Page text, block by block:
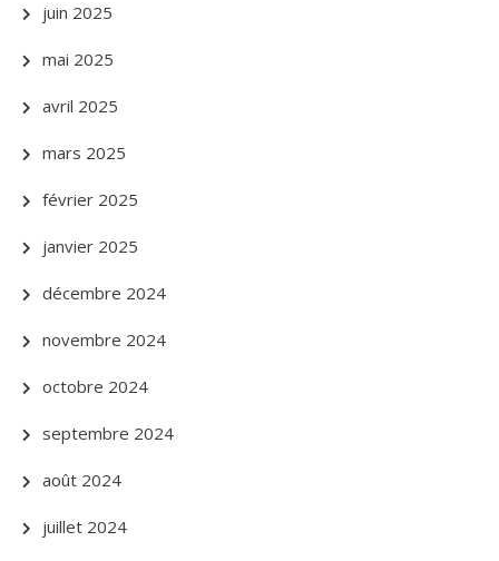
juin 2025
mai 2025
avril 2025
mars 2025
février 2025
janvier 2025
décembre 2024
novembre 2024
octobre 2024
septembre 2024
août 2024
juillet 2024